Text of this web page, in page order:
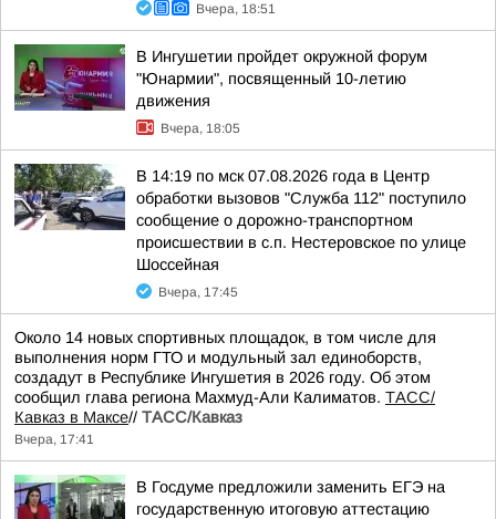
Вчера, 18:51
В Ингушетии пройдет окружной форум
"Юнармии", посвященный 10-летию
движения
Вчера, 18:05
В 14:19 по мск 07.08.2026 года в Центр
обработки вызовов "Служба 112" поступило
сообщение о дорожно-транспортном
происшествии в с.п. Нестеровское по улице
Шоссейная
Вчера, 17:45
Около 14 новых спортивных площадок, в том числе для
выполнения норм ГТО и модульный зал единоборств,
создадут в Республике Ингушетия в 2026 году. Об этом
сообщил глава региона Махмуд-Али Калиматов. ТАСС/
Кавказ в Максе// ТАСС/Кавказ
Вчера, 17:41
В Госдуме предложили заменить ЕГЭ на
государственную итоговую аттестацию